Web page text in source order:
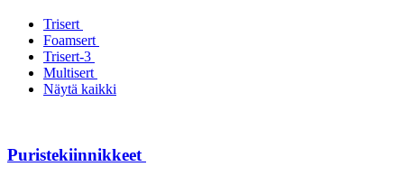
Trisert
Foamsert
Trisert-3
Multisert
Näytä kaikki
Puristekiinnikkeet